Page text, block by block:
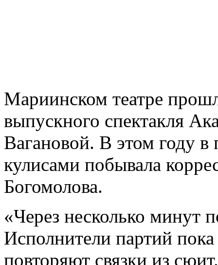
Мариинском театре
выпускного спектакля
Вагановой. В этом году в
кулисами побывала
Богомолова.
«Через несколько минут
Исполнители партий
повторяют связки из